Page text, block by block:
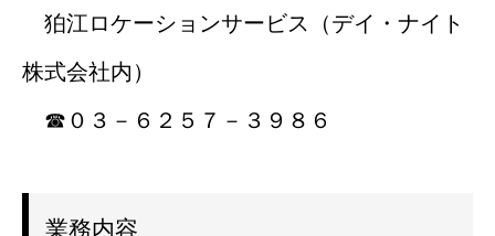
狛江ロケーションサービス（デイ・ナイト
株式会社内）
☎０３－６２５７－３９８６
業務内容